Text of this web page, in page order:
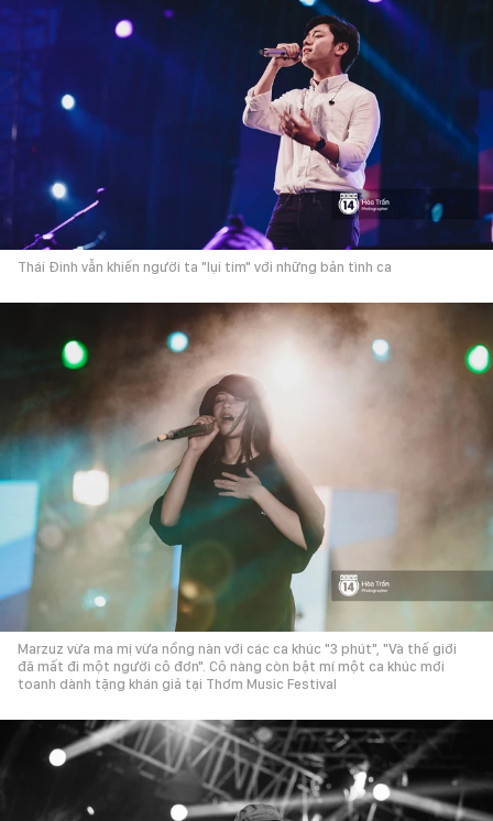
Thái Đinh vẫn khiến người ta "lụi tim" với những bản tình ca
Marzuz vừa ma mị vừa nồng nàn với các ca khúc "3 phút", "Và thế giới
đã mất đi một người cô đơn". Cô nàng còn bật mí một ca khúc mới
toanh dành tặng khán giả tại Thơm Music Festival